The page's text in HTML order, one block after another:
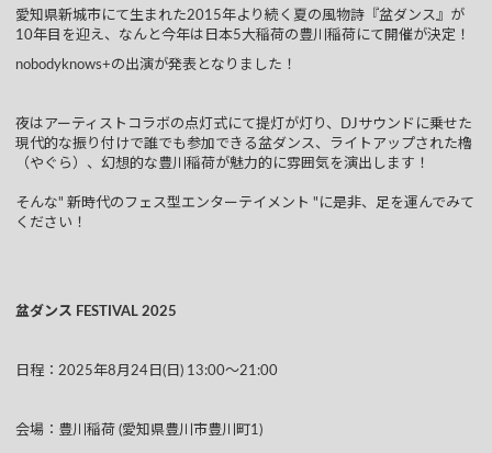
愛知県新城市にて生まれた2015年より続く夏の風物詩『盆ダンス』が
10年目を迎え、なんと今年は日本5大稲荷の豊川稲荷にて開催が決定！
nobodyknows+の出演が発表となりました！
夜はアーティストコラボの点灯式にて提灯が灯り、DJサウンドに乗せた
現代的な振り付けで誰でも参加できる盆ダンス、ライトアップされた櫓
（やぐら）、幻想的な豊川稲荷が魅力的に雰囲気を演出します！
そんな" 新時代のフェス型エンターテイメント "に是非、足を運んでみて
ください！
盆ダンス FESTIVAL 2025
日程：2025年8月24日(日) 13:00〜21:00
会場：豊川稲荷 (愛知県豊川市豊川町1)